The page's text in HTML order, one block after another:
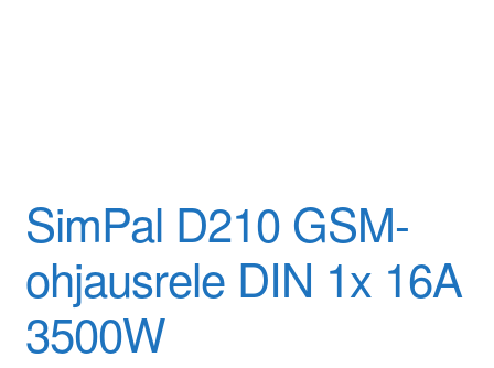
SimPal D210 GSM-
ohjausrele DIN 1x 16A
3500W